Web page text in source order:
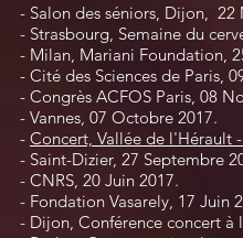
- Salon des séniors, Dijon, 22
- Strasbourg, Semaine du
- Milan, Mariani Foundation,
- Cité des Sciences de Paris,
- Congrès ACFOS Paris, 08
- Vannes, 07 Octobre 2017.
- Concert, Vallée de l'Hérault
- Saint-Dizier, 27 Septembre
- CNRS, 20 Juin 2017.
- Fondation Vasarely, 17 Juin
- Dijon, Conférence concert à